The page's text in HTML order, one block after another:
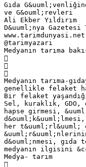
Gıda
ve G&ouml;revleri
Ali Ekber Yıldırım
D&uuml;nya Gazetesi
www.tarimdunyasi.net
@tarimyazari
Medyanın tarıma



Medyanın tarıma-
genellikle felaket
Bir felaket
Sel, kuraklık,
hapse girmesi,
d&ouml;k&uuml;lmesi,
her
d&ouml;nmesi, gıda
medyanın ilgisini
Medya- tarım
